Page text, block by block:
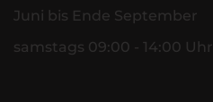
Juni bis Ende September
samstags 09:00 - 14:00 Uhr